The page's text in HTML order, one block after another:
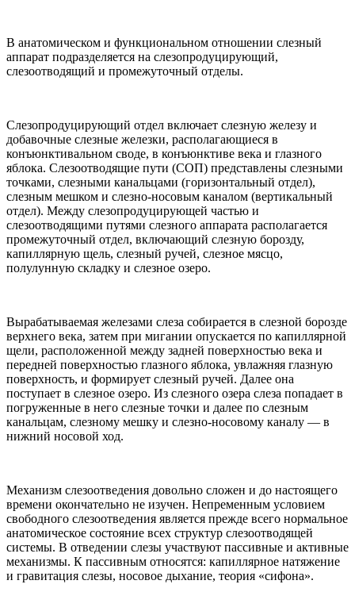
В анатомическом и функциональном отношении слезный
аппарат подразделяется на слезопродуцирующий,
слезоотводящий и промежуточный отделы.
Слезопродуцирующий отдел включает слезную железу и
добавочные слезные железки, располагающиеся в
конъюнктивальном своде, в конъюнктиве века и глазного
яблока. Слезоотводящие пути (СОП) представлены слезными
точками, слезными канальцами (горизонтальный отдел),
слезным мешком и слезно-носовым каналом (вертикальный
отдел). Между слезопродуцирующей частью и
слезоотводящими путями слезного аппарата располагается
промежуточный отдел, включающий слезную борозду,
капиллярную щель, слезный ручей, слезное мясцо,
полулунную складку и слезное озеро.
Вырабатываемая железами слеза собирается в слезной борозде
верхнего века, затем при мигании опускается по капиллярной
щели, расположенной между задней поверхностью века и
передней поверхностью глазного яблока, увлажняя глазную
поверхность, и формирует слезный ручей. Далее она
поступает в слезное озеро. Из слезного озера слеза попадает в
погруженные в него слезные точки и далее по слезным
канальцам, слезному мешку и слезно-носовому каналу — в
нижний носовой ход.
Механизм слезоотведения довольно сложен и до настоящего
времени окончательно не изучен. Непременным условием
свободного слезоотведения является прежде всего нормальное
анатомическое состояние всех структур слезоотводящей
системы. В отведении слезы участвуют пассивные и активные
механизмы. К пассивным относятся: капиллярное натяжение
и гравитация слезы, носовое дыхание, теория «сифона».